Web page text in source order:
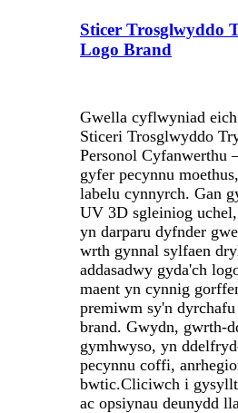
Sticer Trosglwyddo
Logo Brand
Gwella cyflwyniad
Sticeri Trosglwyddo
Personol
gyfer pecynnu
labelu cynnyrch. Gan
UV 3D sgleiniog
yn darparu dyfnder
wrth gynnal sylfaen
addasadwy gyda'ch
maent yn cynnig
premiwm sy'n
brand. Gwydn, gwrth-
gymhwyso, yn
pecynnu coffi,
bwtic.Cliciwch i
ac opsiynau deunydd